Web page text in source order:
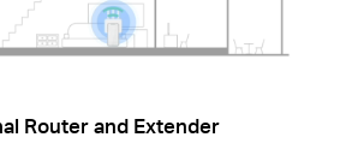
Router and Extender